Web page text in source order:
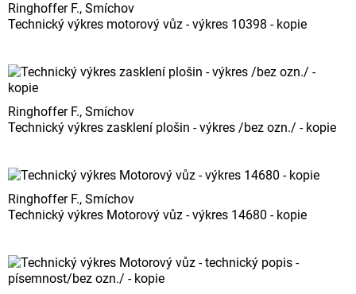
Ringhoffer F., Smíchov
Technický výkres motorový vůz - výkres 10398 - kopie
Ringhoffer F., Smíchov
Technický výkres zasklení plošin - výkres /bez ozn./ - kopie
Ringhoffer F., Smíchov
Technický výkres Motorový vůz - výkres 14680 - kopie